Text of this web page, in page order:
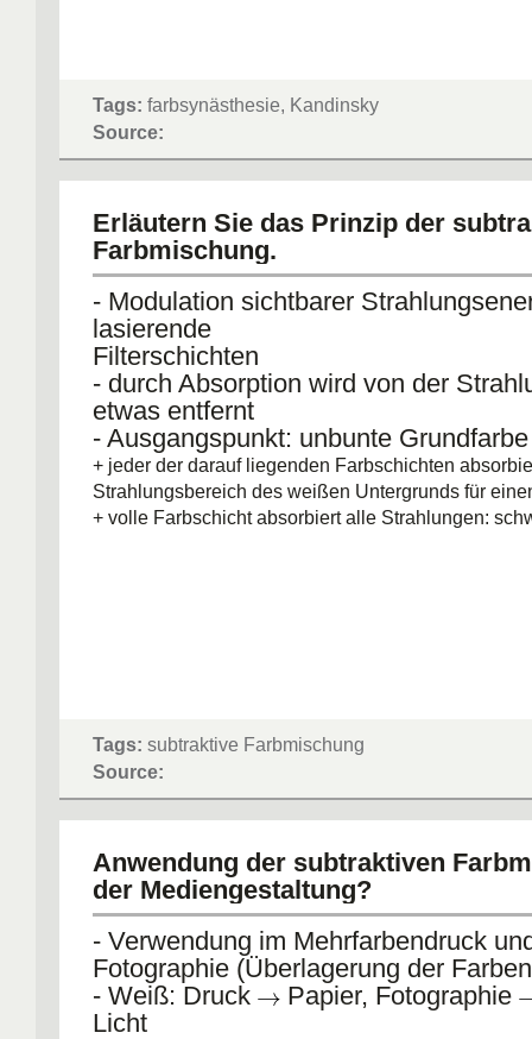
Tags: farbsynästhesie, Kandinsky
Source:
Erläutern Sie das Prinzip der
Farbmischung.
- Modulation sichtbarer
lasierende
Filterschichten
- durch Absorption wird von der
etwas entfernt
- Ausgangspunkt: unbunte
+ jeder der darauf liegenden Farbschichten
Strahlungsbereich des weißen Untergrunds für
+ volle Farbschicht absorbiert alle Strahlungen:
Tags: subtraktive Farbmischung
Source:
Anwendung der subtraktiven
der Mediengestaltung?
- Verwendung im Mehrfarbendruck
Fotographie (Überlagerung der
- Weiß: Druck
Papier, Fotographie
Licht